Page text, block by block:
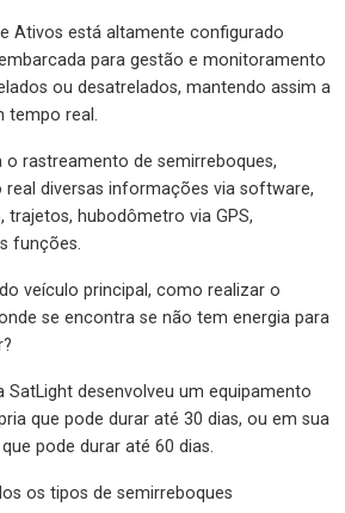
Ativos está altamente configurado
para gestão e monitoramento
ou desatrelados, mantendo assim a
tempo real.
o rastreamento de semirreboques,
diversas informações via software,
hubodômetro via GPS,
funções.
veículo principal, como realizar o
se encontra se não tem energia para
SatLight desenvolveu um equipamento
que pode durar até 30 dias, ou em sua
pode durar até 60 dias.
os tipos de semirreboques